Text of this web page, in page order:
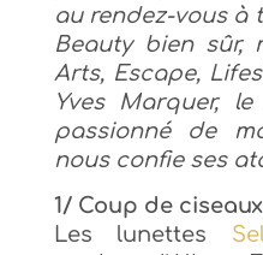
au rendez-vous à
Beauty bien sûr,
Arts, Escape,
Yves Marquer, le
passionné de
nous confie ses
1/ Coup de
Les lunettes